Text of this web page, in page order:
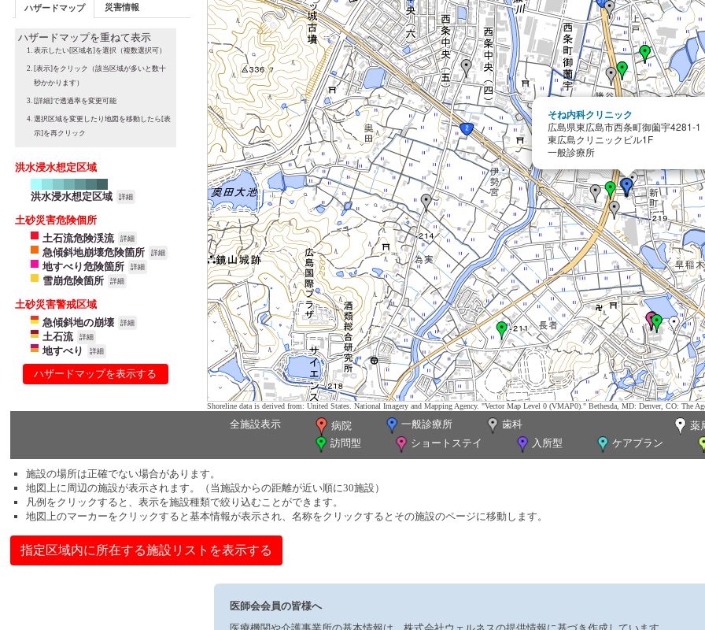
ハザードマップ 災害情報
ハザードマップを重ねて表示
表示したい[区域名]を選択（複数選択可）
[表示]をクリック（該当区域が多いと数十
秒かかります）
[詳細]で透過率を変更可能
選択区域を変更したり地図を移動したら[表
示]を再クリック
洪水浸水想定区域
洪水浸水想定区域 詳細
土砂災害危険個所
土石流危険渓流
詳細
急傾斜地崩壊危険箇所 詳細
地すべり危険箇所 詳細
雪崩危険箇所 詳細
土砂災害警戒区域
急傾斜地の崩壊
詳細
土石流 詳細
地すべり 詳細
ハザードマップを表示する
そね内科クリニック
広島県東広島市西条町御薗宇4281-1
東広島クリニックビル1F
一般診療所
Shoreline data is derived from: United States. National Imagery and Mapping Agency. "Vector Map Level 0 (VMAP0)." Bethesda, MD: Denver, CO: The
全施設表示 病院 一般診療所 歯科
薬
訪問型
ショートステイ 入所型 ケアプラン
施設の場所は正確でない場合があります。
地図上に周辺の施設が表示されます。（当施設からの距離が近い順に30施設）
凡例をクリックすると、表示を施設種類で絞り込むことができます。
地図上のマーカーをクリックすると基本情報が表示され、名称をクリックするとその施設のページに移動します。
指定区域内に所在する施設リストを表示する
医師会会員の皆様へ